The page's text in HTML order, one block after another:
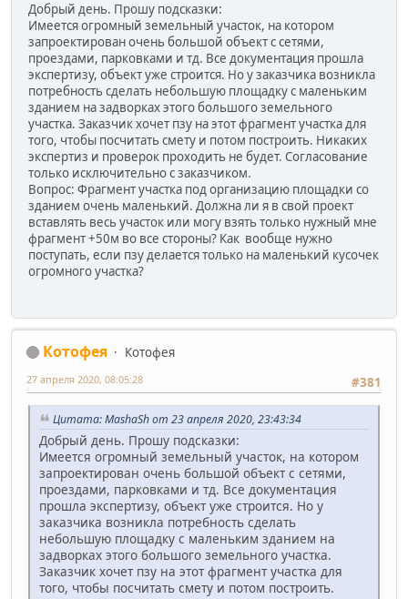
Добрый день. Прошу подсказки:
Имеется огромный земельный участок, на котором
запроектирован очень большой объект с сетями,
проездами, парковками и тд. Все документация прошла
экспертизу, объект уже строится. Но у заказчика возникла
потребность сделать небольшую площадку с маленьким
зданием на задворках этого большого земельного
участка. Заказчик хочет пзу на этот фрагмент участка для
того, чтобы посчитать смету и потом построить. Никаких
экспертиз и проверок проходить не будет. Согласование
только исключительно с заказчиком.
Вопрос: Фрагмент участка под организацию площадки со
зданием очень маленький. Должна ли я в свой проект
вставлять весь участок или могу взять только нужный мне
фрагмент +50м во все стороны? Как вообще нужно
поступать, если пзу делается только на маленький кусочек
огромного участка?
Котофея
Котофея
#381
27 апреля 2020, 08:05:28
Цитата: MashaSh от 23 апреля 2020, 23:43:34
Добрый день. Прошу подсказки:
Имеется огромный земельный участок, на котором
запроектирован очень большой объект с сетями,
проездами, парковками и тд. Все документация
прошла экспертизу, объект уже строится. Но у
заказчика возникла потребность сделать
небольшую площадку с маленьким зданием на
задворках этого большого земельного участка.
Заказчик хочет пзу на этот фрагмент участка для
того, чтобы посчитать смету и потом построить.